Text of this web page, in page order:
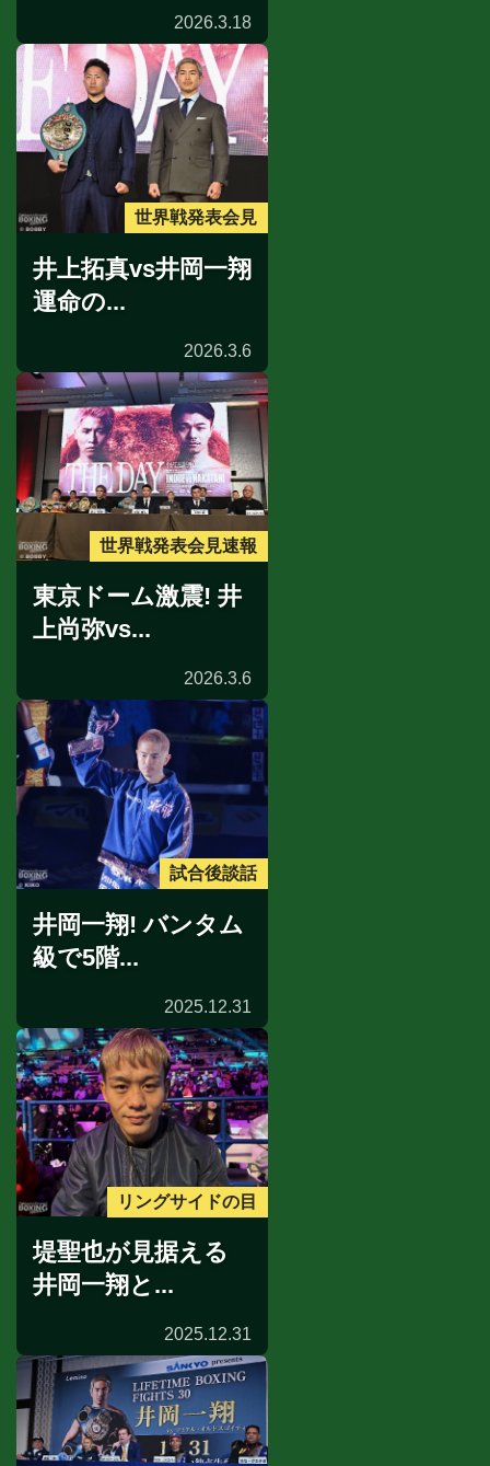
2026.3.18
世界戦発表会見
井上拓真vs井岡一翔
運命の...
2026.3.6
世界戦発表会見速報
東京ドーム激震! 井
上尚弥vs...
2026.3.6
試合後談話
井岡一翔! バンタム
級で5階...
2025.12.31
リングサイドの目
堤聖也が見据える
井岡一翔と...
2025.12.31